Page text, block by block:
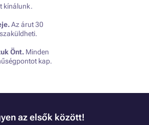
kínálunk.
Az árut 30
Önt. Minden
kap.
az elsők között!